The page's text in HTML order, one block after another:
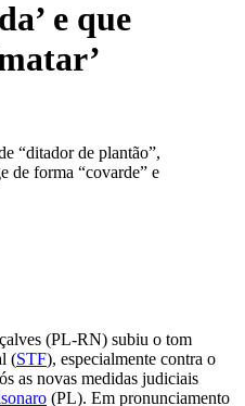
e que
“ditador de plantão”,
de forma “covarde” e
(PL-RN) subiu o tom
(STF), especialmente contra o
as novas medidas judiciais
(PL). Em pronunciamento